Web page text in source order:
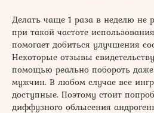
Делать чаще 1 раза в неделю не
при такой частоте
помогает добиться улучшения
Некоторые отзывы
помощью реально побороть
мужчин. В любом случае все
доступные. Поэтому стоит
диффузного облысения